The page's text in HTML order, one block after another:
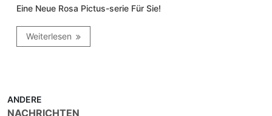
Eine Neue Rosa Pictus-serie Für Sie!
Weiterlesen
ANDERE
NACHRICHTEN